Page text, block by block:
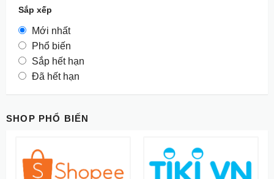
Sắp xếp
Mới nhất
Phổ biến
Sắp hết hạn
Đã hết hạn
SHOP PHỔ BIẾN